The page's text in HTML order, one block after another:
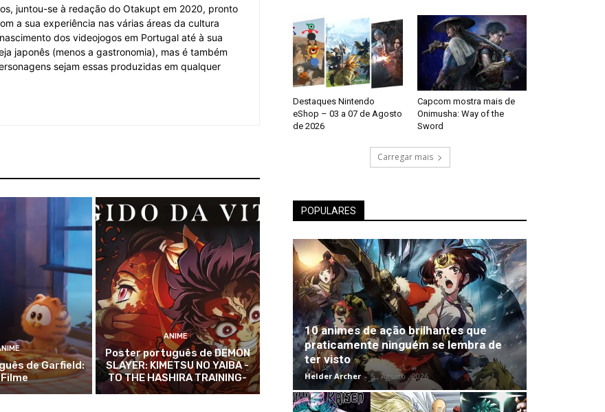
juntou-se à redação do Otakupt em 2020, pronto
a sua experiência nas várias áreas da cultura
dos videojogos em Portugal até à sua
japonês (menos a gastronomia), mas é também
sejam essas produzidas em qualquer
de Garfield:
Filme
ANIME
Poster português de DEMON
SLAYER: KIMETSU NO YAIBA -
TO THE HASHIRA TRAINING-
Destaques Nintendo
eShop – 03 a 07 de Agosto
de 2026
Capcom mostra mais de
Onimusha: Way of the
Sword
Carregar mais
POPULARES
10 animes de ação brilhantes que
praticamente ninguém se lembra de
ter visto
Helder Archer - 5 , Agosto , 2026